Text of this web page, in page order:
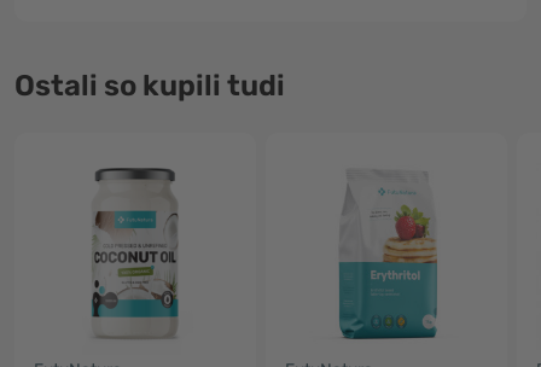
Ostali so kupili tudi